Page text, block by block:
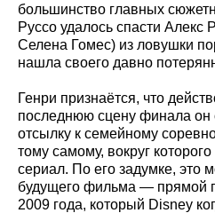
большинство главных
Руссо удалось спасти Алекс
Селена Гомес) из ловушки
нашла своего давно
Генри признаётся, что
последнюю сцену финала он
отсылку к семейному
тому самому, вокруг
сериал. По его задумке, это
будущего фильма — прямой
2009 года, который Disney